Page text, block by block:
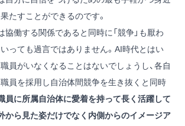
たすことができるのです。
協働する関係であると同時に「競争」も厭わ
っても過言ではありません。AI時代とはい
員がいなくなることはないでしょうし、各自
員を採用し自治体間競争を生き抜くと同時
員に所属自治体に愛着を持って長く活躍して
から見た姿だけでなく内側からのイメージア